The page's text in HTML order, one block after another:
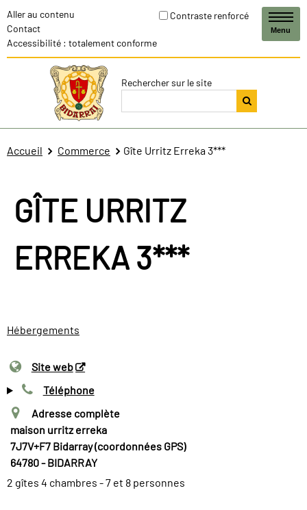
Aller au contenu
Contact
Accessibilité : totalement conforme
Contraste renforcé
Rechercher sur le site
Menu
Accueil Commerce Gîte Urritz Erreka 3***
GÎTE URRITZ
ERREKA 3***
Hébergements
Site web
Téléphone
Adresse complète
maison urritz erreka
7J7V+F7 Bidarray (coordonnées GPS)
64780 - BIDARRAY
2 gîtes 4 chambres - 7 et 8 personnes